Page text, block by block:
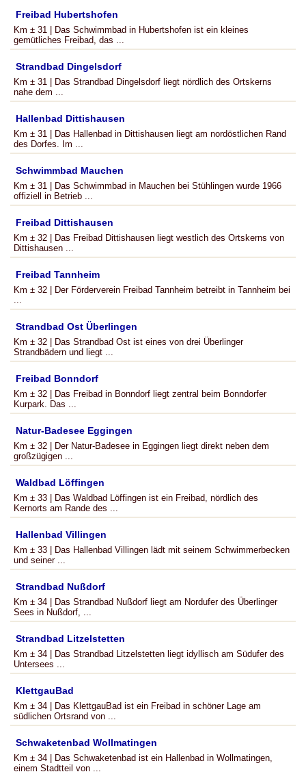
Freibad Hubertshofen
Km ± 31 | Das Schwimmbad in Hubertshofen ist ein kleines
gemütliches Freibad, das ...
Strandbad Dingelsdorf
Km ± 31 | Das Strandbad Dingelsdorf liegt nördlich des Ortskerns
nahe dem ...
Hallenbad Dittishausen
Km ± 31 | Das Hallenbad in Dittishausen liegt am nordöstlichen Rand
des Dorfes. Im ...
Schwimmbad Mauchen
Km ± 31 | Das Schwimmbad in Mauchen bei Stühlingen wurde 1966
offiziell in Betrieb ...
Freibad Dittishausen
Km ± 32 | Das Freibad Dittishausen liegt westlich des Ortskerns von
Dittishausen ...
Freibad Tannheim
Km ± 32 | Der Förderverein Freibad Tannheim betreibt in Tannheim bei
...
Strandbad Ost Überlingen
Km ± 32 | Das Strandbad Ost ist eines von drei Überlinger
Strandbädern und liegt ...
Freibad Bonndorf
Km ± 32 | Das Freibad in Bonndorf liegt zentral beim Bonndorfer
Kurpark. Das ...
Natur-Badesee Eggingen
Km ± 32 | Der Natur-Badesee in Eggingen liegt direkt neben dem
großzügigen ...
Waldbad Löffingen
Km ± 33 | Das Waldbad Löffingen ist ein Freibad, nördlich des
Kernorts am Rande des ...
Hallenbad Villingen
Km ± 33 | Das Hallenbad Villingen lädt mit seinem Schwimmerbecken
und seiner ...
Strandbad Nußdorf
Km ± 34 | Das Strandbad Nußdorf liegt am Nordufer des Überlinger
Sees in Nußdorf, ...
Strandbad Litzelstetten
Km ± 34 | Das Strandbad Litzelstetten liegt idyllisch am Südufer des
Untersees ...
KlettgauBad
Km ± 34 | Das KlettgauBad ist ein Freibad in schöner Lage am
südlichen Ortsrand von ...
Schwaketenbad Wollmatingen
Km ± 34 | Das Schwaketenbad ist ein Hallenbad in Wollmatingen,
einem Stadtteil von ...